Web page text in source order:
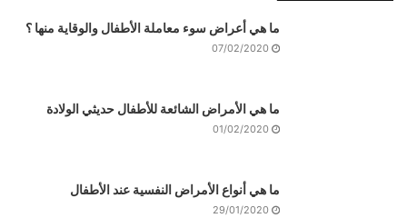
ما هي أعراض سوء معاملة الأطفال والوقاية منها ؟
07/02/2020
ما هي الأمراض الشائعة للأطفال حديثي الولادة
01/02/2020
ما هي أنواع الأمراض النفسية عند الأطفال
29/01/2020